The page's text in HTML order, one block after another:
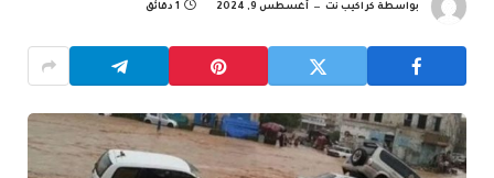
بواسطة كراكيب نت أغسطس 9, 2024 1 دقائق